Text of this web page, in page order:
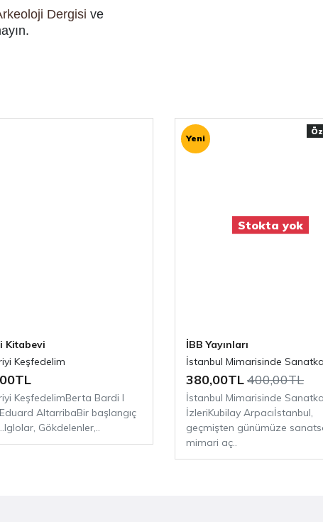
Dergisi ve
Kitabevi
Keşfedelim
KeşfedelimBerta Bardi I
AltarribaBir başlangıç
Gökdelenler,..
Yeni
Stokta yok
İBB Yayınları
İstanbul Mimarisinde
380,00TL400,00TL
İstanbul Mimarisinde
İzleriKubilay Arpacıİstanbul,
geçmişten günümüze
mimari aç..